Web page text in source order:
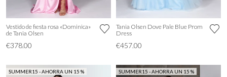
Vestido de fiesta rosa «Dominica»
de Tania Olsen
€378.00
Tania Olsen Dove Pale Blue Prom
Dress
€457.00
SUMMER15 - AHORRA UN 15 % SUMMER15 - AHORRA UN 15 %